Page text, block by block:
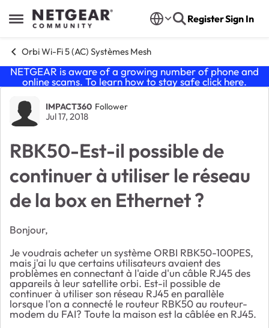
Open Side Menu
Skip to content RegisterSign In
Orbi Wi-Fi 5 (AC) Systèmes Mesh
NETGEAR is aware of a growing number of phone and
online scams. To learn how to stay safe click here.
Forum Discussion
IMPACT360 Follower
Jul 17, 2018
RBK50-Est-il possible de
continuer à utiliser le réseau
de la box en Ethernet ?
Bonjour,
Je voudrais acheter un système ORBI RBK50-100PES,
mais j'ai lu que certains utilisateurs avaient des
problèmes en connectant à l'aide d'un câble RJ45 des
appareils à leur satellite orbi. Est-il possible de
continuer à utiliser son réseau RJ45 en parallèle
lorsque l'on a connecté le routeur RBK50 au routeur-
modem du FAI? Toute la maison est la câblée en RJ45.